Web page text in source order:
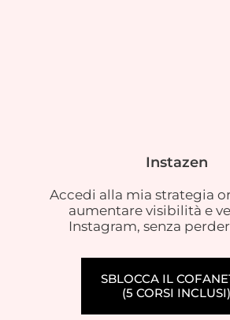
Instazen
Accedi alla mia strategia
aumentare visibilità e
Instagram, senza
SBLOCCA IL
(5 CORSI INCLUSI)